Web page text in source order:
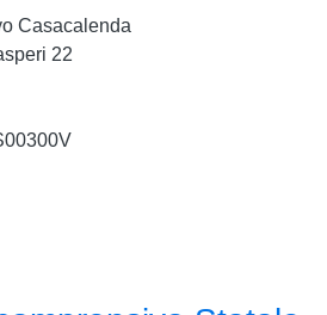
Casacalenda
22